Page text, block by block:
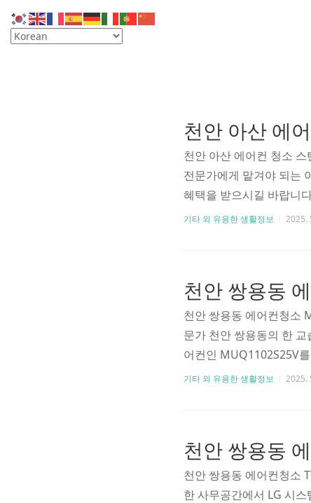
천안 아산 에어컨 청소
전문가에게 맡겨야 되는
혜택을 받으시길 바랍니
탠드 분해 청소
면 풍량이 약하고, 바람
기타 외 유용한 생활정보 2025.
천안 쌍용동 에어컨청소
문가 천안 쌍용동의 한
어컨인 MUQ1102S25V
한 사례입니다. 여름철 본
용의 고출력 시스템형 제
기타 외 유용한 생활정보 2025.
천안 쌍용동 에어컨청소
한 사무공간에서 LG 시